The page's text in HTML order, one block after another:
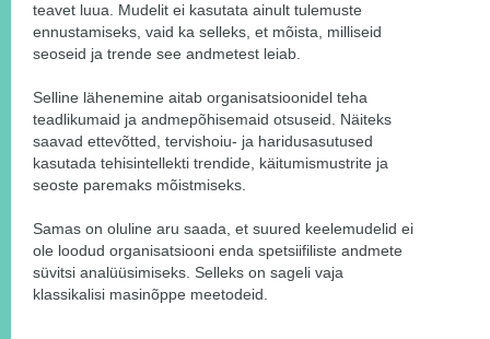
teavet luua. Mudelit ei kasutata ainult tulemuste
ennustamiseks, vaid ka selleks, et mõista, milliseid
seoseid ja trende see andmetest leiab.
Selline lähenemine aitab organisatsioonidel teha
teadlikumaid ja andmepõhisemaid otsuseid. Näiteks
saavad ettevõtted, tervishoiu- ja haridusasutused
kasutada tehisintellekti trendide, käitumismustrite ja
seoste paremaks mõistmiseks.
Samas on oluline aru saada, et suured keelemudelid ei
ole loodud organisatsiooni enda spetsiifiliste andmete
süvitsi analüüsimiseks. Selleks on sageli vaja
klassikalisi masinõppe meetodeid.